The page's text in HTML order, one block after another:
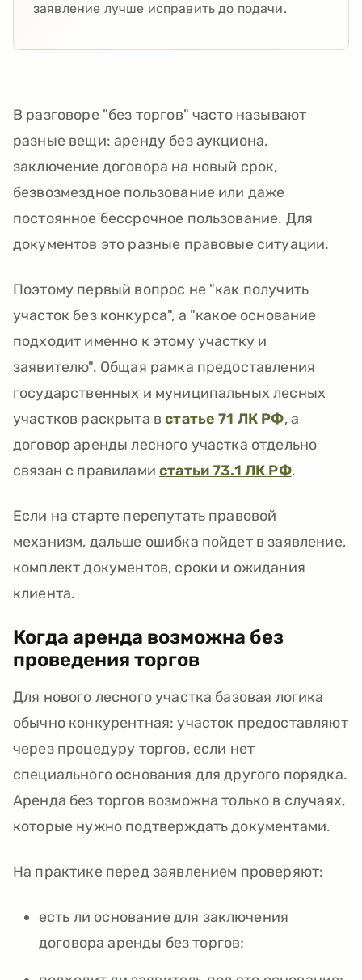
заявление лучше исправить до подачи.
В разговоре "без торгов" часто называют
разные вещи: аренду без аукциона,
заключение договора на новый срок,
безвозмездное пользование или даже
постоянное бессрочное пользование. Для
документов это разные правовые ситуации.
Поэтому первый вопрос не "как получить
участок без конкурса", а "какое основание
подходит именно к этому участку и
заявителю". Общая рамка предоставления
государственных и муниципальных лесных
участков раскрыта встатье 71 ЛК РФ, а
договор аренды лесного участка отдельно
связан с правиламистатьи 73.1 ЛК РФ.
Если на старте перепутать правовой
механизм, дальше ошибка пойдет в заявление,
комплект документов, сроки и ожидания
клиента.
Когда аренда возможна без
проведения торгов
Для нового лесного участка базовая логика
обычно конкурентная: участок предоставляют
через процедуру торгов, если нет
специального основания для другого порядка.
Аренда без торгов возможна только в случаях,
которые нужно подтверждать документами.
На практике перед заявлением проверяют:
есть ли основание для заключения
договора аренды без торгов;